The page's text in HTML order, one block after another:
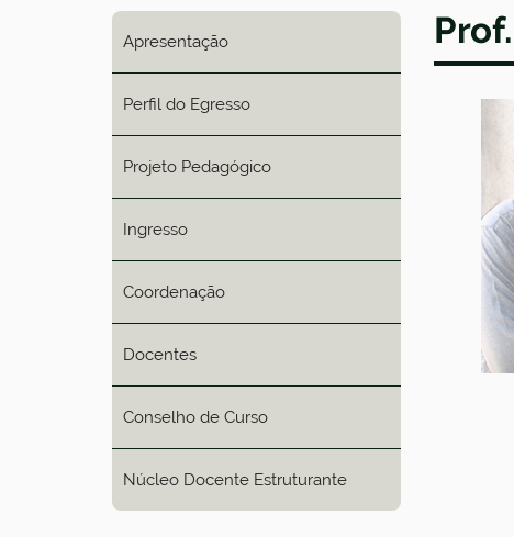
Apresentação
Perfil do Egresso
Projeto Pedagógico
Ingresso
Coordenação
Docentes
Conselho de Curso
Núcleo Docente Estruturante